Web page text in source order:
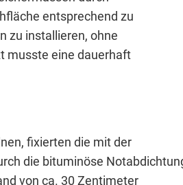
entsprechend zu
zu installieren, ohne
musste eine dauerhaft
fixierten die mit der
die bituminöse
von ca. 30 Zentimeter